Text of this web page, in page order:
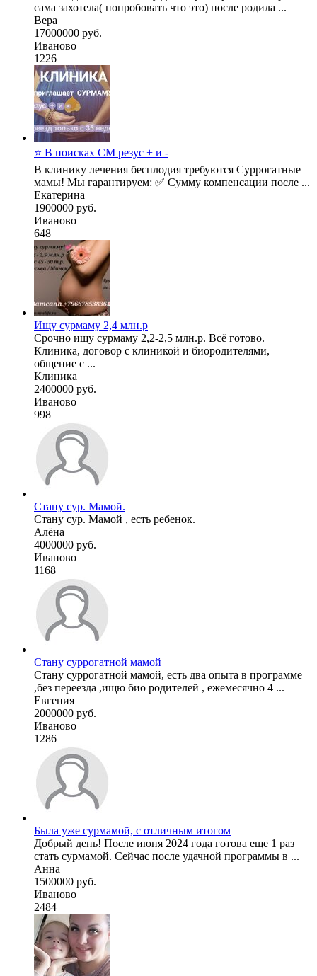
сама захотела( попробовать что это) после родила ...
Вера
17000000 руб.
Иваново
1226
⭐ В поисках СМ резус + и -
В клинику лечения бесплодия требуются Суррогатные
мамы! Мы гарантируем: ✅ Сумму компенсации после ...
Екатерина
1900000 руб.
Иваново
648
Ищу сурмаму 2,4 млн.р
Срочно ищу сурмаму 2,2-2,5 млн.р. Всё готово.
Клиника, договор с клиникой и биородителями,
общение с ...
Клиника
2400000 руб.
Иваново
998
Стану сур. Мамой.
Стану сур. Мамой , есть ребенок.
Алёна
4000000 руб.
Иваново
1168
Стану суррогатной мамой
Стану суррогатной мамой, есть два опыта в программе
,без переезда ,ищю био родителей , ежемесячно 4 ...
Евгения
2000000 руб.
Иваново
1286
Была уже сурмамой, с отличным итогом
Добрый день! После июня 2024 года готова еще 1 раз
стать сурмамой. Сейчас после удачной программы в ...
Анна
1500000 руб.
Иваново
2484